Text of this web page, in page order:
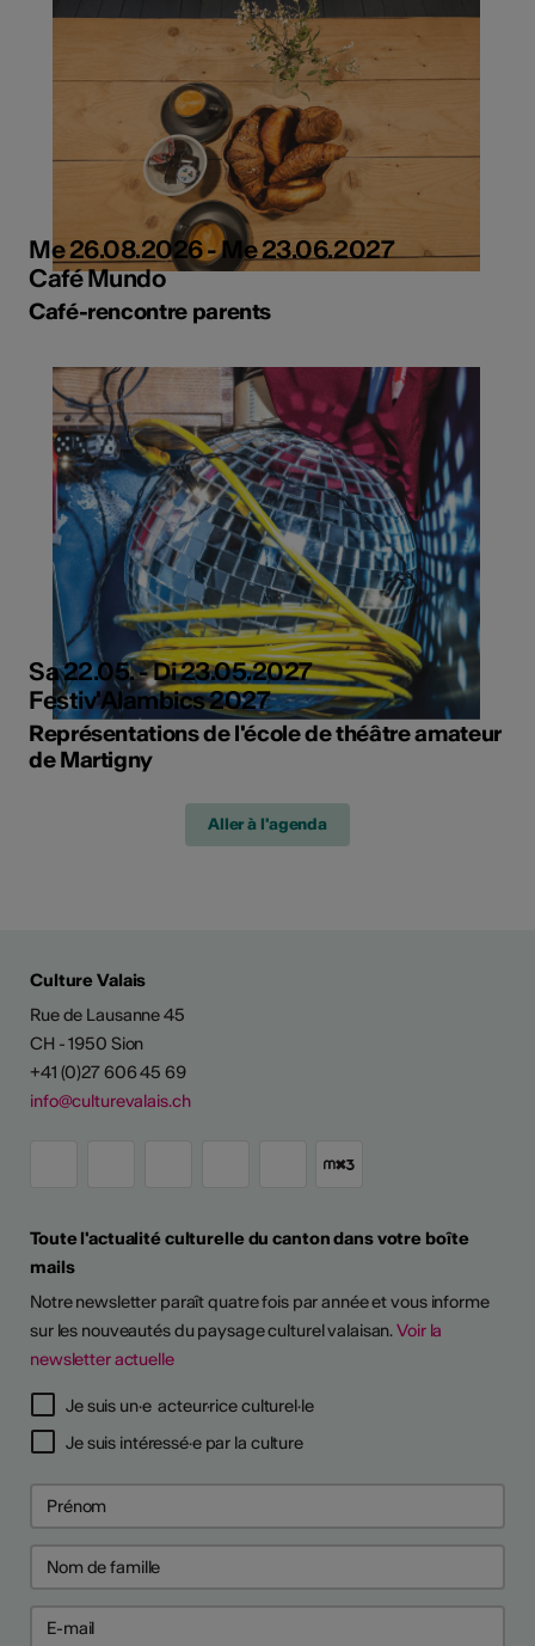
Me 26.08.2026 - Me 23.06.2027
Café Mundo
Café-rencontre parents
Sa 22.05. - Di 23.05.2027
Festiv'Alambics 2027
Représentations de l'école de théâtre amateur
de Martigny
Aller à l'agenda
Culture Valais
Rue de Lausanne 45
CH - 1950 Sion
+41 (0)27 606 45 69
info@culturevalais.ch
Toute l'actualité culturelle du canton dans votre boîte
mails
Notre newsletter paraît quatre fois par année et vous informe
sur les nouveautés du paysage culturel valaisan.Voir la
newsletter actuelle
Je suis un·e acteur·rice culturel·le
Je suis intéressé·e par la culture